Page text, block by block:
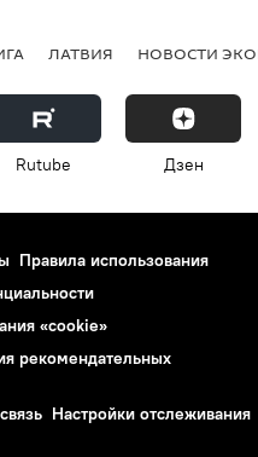
ЛАТВИЯ НОВОСТИ
Rutube Дзен
Правила использования
«cookie»
рекомендательных
Настройки отслеживания